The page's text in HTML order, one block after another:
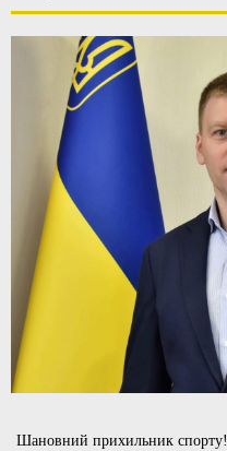
Шановний прихильник спорту!